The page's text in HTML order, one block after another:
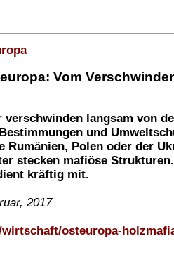
Vom
verschwinden langsam von
und
Rumänien, Polen oder der
stecken mafiöse Strukturen.
kräftig mit.
2017
osteuropa-